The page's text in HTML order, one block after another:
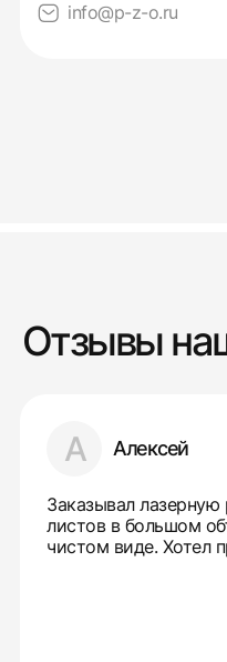
info@p-z-o.ru
Отзывы
А Алексей
Заказывал лазерную
листов в большом
чистом виде. Хотел